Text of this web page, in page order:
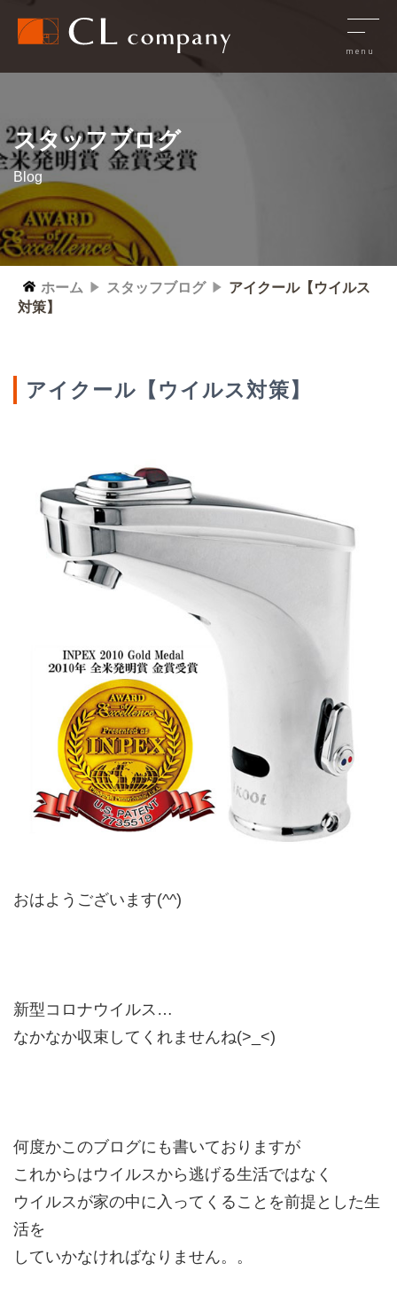
スタッフブログ
Blog
ホーム スタッフブログ
アイクール【ウイルス
対策】
アイクール【ウイルス対策】
おはようございます(^^)
新型コロナウイルス…
なかなか収束してくれませんね(>_<)
何度かこのブログにも書いておりますが
これからはウイルスから逃げる生活ではなく
ウイルスが家の中に入ってくることを前提とした生
活を
していかなければなりません。。